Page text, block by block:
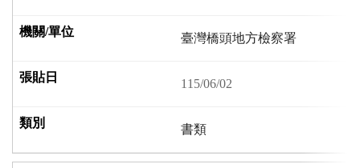
臺灣橋頭地方檢察署
115/06/02
書類